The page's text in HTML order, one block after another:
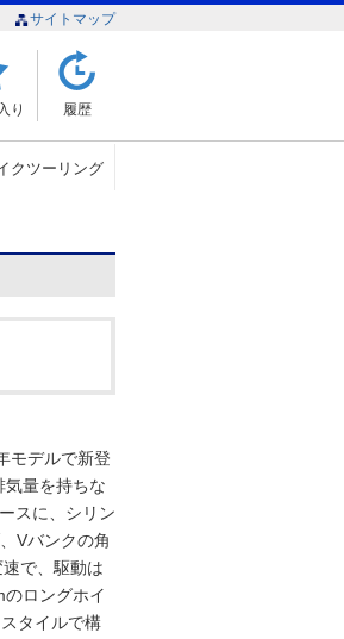
サイトマップ
り 履歴
クツーリング
モデルで新登
量を持ちな
スに、シリン
Vバンクの角
で、駆動は
ロングホイ
タイルで構